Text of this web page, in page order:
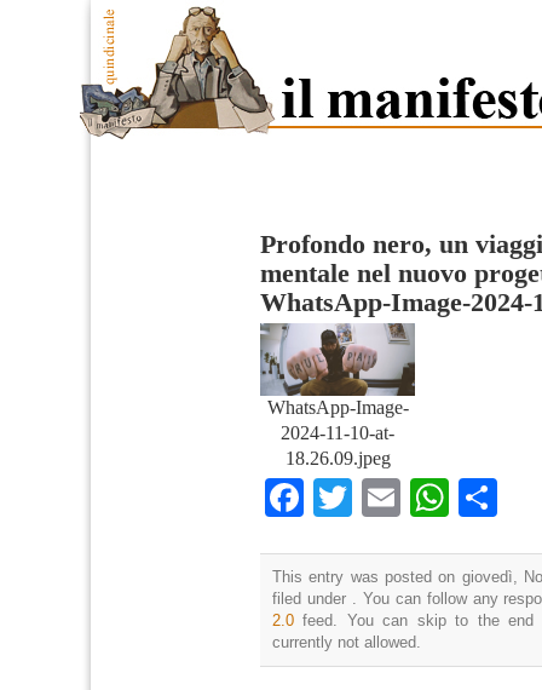
Profondo nero, un
mentale nel nuovo
WhatsApp-Image-2024-
WhatsApp-Image-
2024-11-10-at-
18.26.09.jpeg
Facebook
TwitterEmail
This entry was posted on giovedì,
filed under . You can follow any
2.0 feed. You can skip to the end
currently not allowed.